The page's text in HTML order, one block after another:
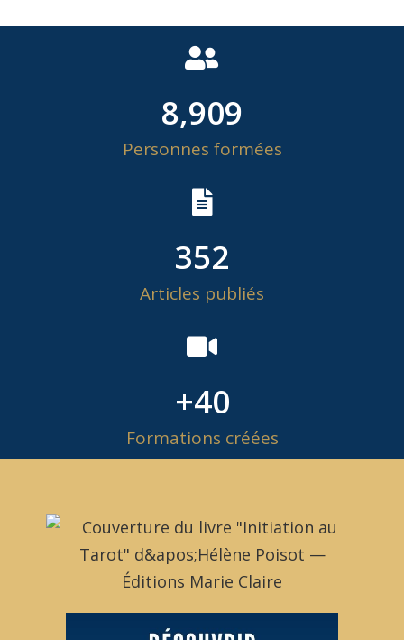
Personnes formées
8,909
Articles publiés
352
Formations créées
+40